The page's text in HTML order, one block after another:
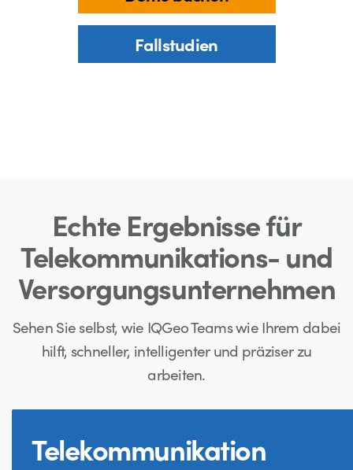
Fallstudien
Echte Ergebnisse für
Telekommunikations- und
Versorgungsunternehmen
Sehen Sie selbst, wie IQGeo Teams wie Ihrem dabei
hilft, schneller, intelligenter und präziser zu
arbeiten.
Telekommunikation